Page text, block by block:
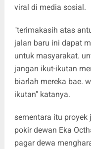
viral di media sosial.
"terimakasih atas
jalan baru ini dapat
untuk masyarakat.
jangan ikut-ikutan
biarlah mereka bae.
ikutan" katanya.
sementara itu
pokir dewan Eka
pagar dewa